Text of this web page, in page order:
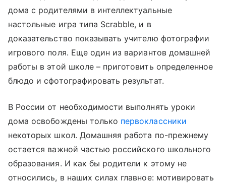
дома с родителями в интеллектуальные
настольные игра типа Scrabble, и в
доказательство показывать учителю фотографии
игрового поля. Еще один из вариантов домашней
работы в этой школе – приготовить определенное
блюдо и сфотографировать результат.
В России от необходимости выполнять уроки
дома освобождены только первоклассники
некоторых школ. Домашняя работа по-прежнему
остается важной частью российского школьного
образования. И как бы родители к этому не
относились, в наших силах главное: мотивировать